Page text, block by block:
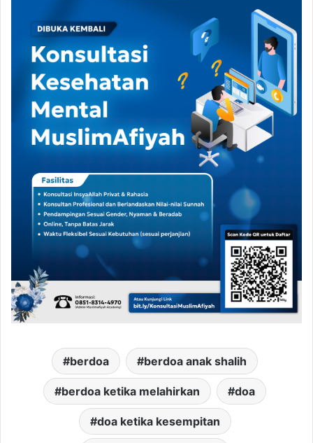
berdoa berdoa anak shalih
berdoa ketika melahirkan doa
doa ketika kesempitan